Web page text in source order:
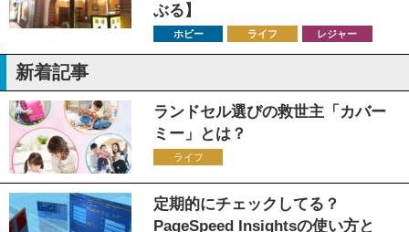
ぶる】
ホビー ライフ レジャー
新着記事
ランドセル選びの救世主「カバー
ミー」とは？
ライフ
定期的にチェックしてる？
PageSpeed Insightsの使い方と